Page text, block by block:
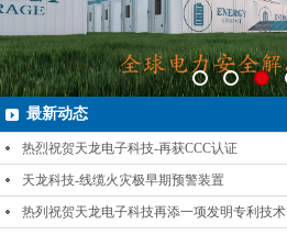
最新动态
热烈祝贺天龙电子科技-再获CCC认证
天龙科技-线缆火灾极早期预警装置
热列祝贺天龙电子科技再添一项发明专利技术